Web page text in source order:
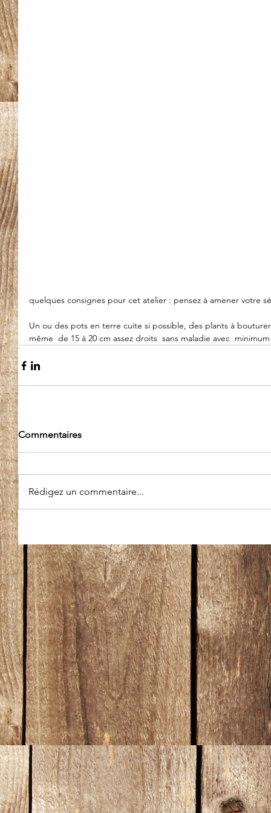
quelques consignes pour cet atelier : pensez à amener votre
Un ou des pots en terre cuite si possible, des plants à
même  de 15 à 20 cm assez droits  sans maladie avec
Commentaires
Rédigez un commentaire...